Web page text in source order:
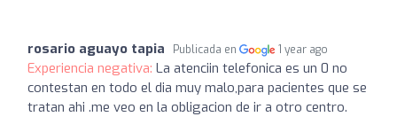
rosario aguayo tapia Publicada en 1 year ago
Experiencia negativa: La atenciin telefonica es un 0 no
contestan en todo el dia muy malo,para pacientes que se
tratan ahi .me veo en la obligacion de ir a otro centro.